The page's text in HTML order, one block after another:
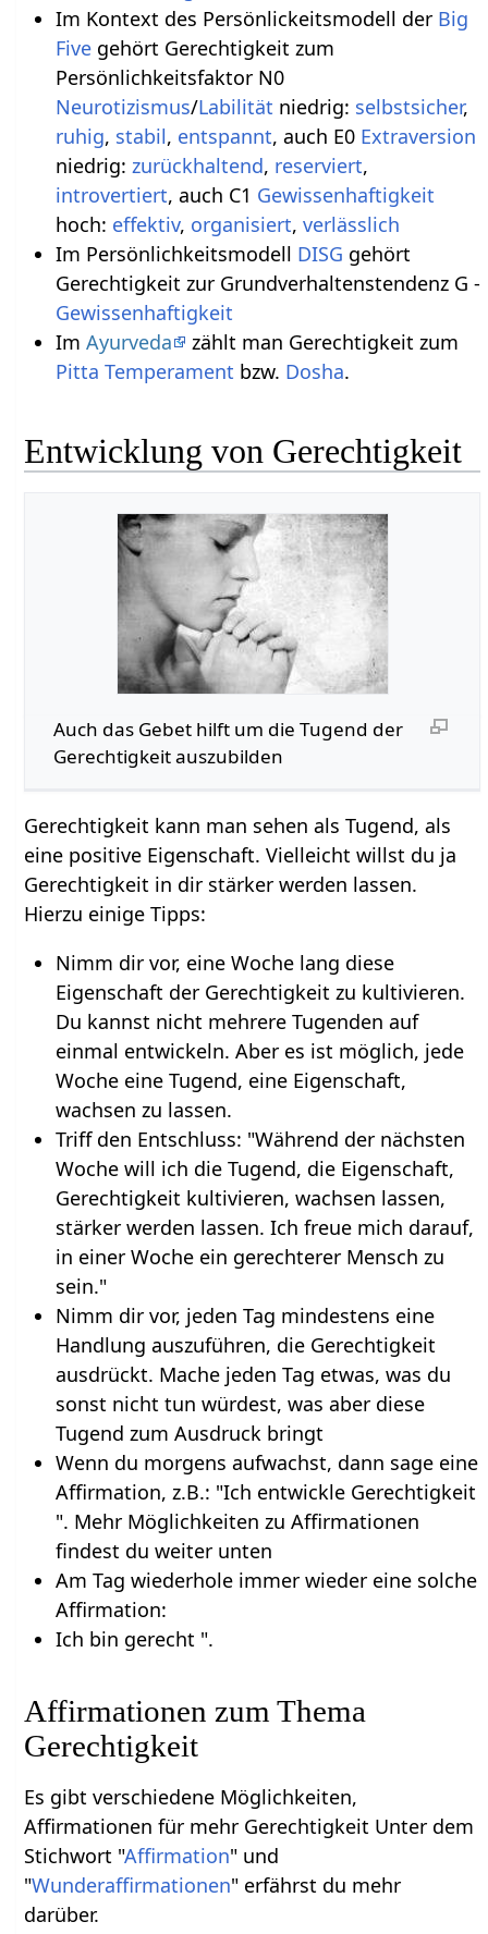
Im Kontext des Persönlickeitsmodell der Big
Fivegehört Gerechtigkeit zum
Persönlichkeitsfaktor N0
Neurotizismus/Labilität niedrig: selbstsicher,
ruhig, stabil, entspannt, auch E0 Extraversion
niedrig: zurückhaltend, reserviert,
introvertiert, auch C1 Gewissenhaftigkeit
hoch: effektiv, organisiert, verlässlich
Im Persönlichkeitsmodell DISG gehört
Gerechtigkeit zur Grundverhaltenstendenz G -
Gewissenhaftigkeit
Im Ayurveda
zählt man Gerechtigkeit zum
Pitta Temperament bzw. Dosha.
Entwicklung von Gerechtigkeit
Auch das Gebet hilft um die Tugend der
Gerechtigkeit auszubilden
Gerechtigkeit kann man sehen als Tugend, als
eine positive Eigenschaft. Vielleicht willst du ja
Gerechtigkeit in dir stärker werden lassen.
Hierzu einige Tipps:
Nimm dir vor, eine Woche lang diese
Eigenschaft der Gerechtigkeit zu kultivieren.
Du kannst nicht mehrere Tugenden auf
einmal entwickeln. Aber es ist möglich, jede
Woche eine Tugend, eine Eigenschaft,
wachsen zu lassen.
Triff den Entschluss: "Während der nächsten
Woche will ich die Tugend, die Eigenschaft,
Gerechtigkeit kultivieren, wachsen lassen,
stärker werden lassen. Ich freue mich darauf,
in einer Woche ein gerechterer Mensch zu
sein."
Nimm dir vor, jeden Tag mindestens eine
Handlung auszuführen, die Gerechtigkeit
ausdrückt. Mache jeden Tag etwas, was du
sonst nicht tun würdest, was aber diese
Tugend zum Ausdruck bringt
Wenn du morgens aufwachst, dann sage eine
Affirmation, z.B.: "Ich entwickle Gerechtigkeit
". Mehr Möglichkeiten zu Affirmationen
findest du weiter unten
Am Tag wiederhole immer wieder eine solche
Affirmation:
Ich bin gerecht ".
Affirmationen zum Thema
Gerechtigkeit
Es gibt verschiedene Möglichkeiten,
Affirmationen für mehr Gerechtigkeit Unter dem
Stichwort "Affirmation" und
"Wunderaffirmationen" erfährst du mehr
darüber.